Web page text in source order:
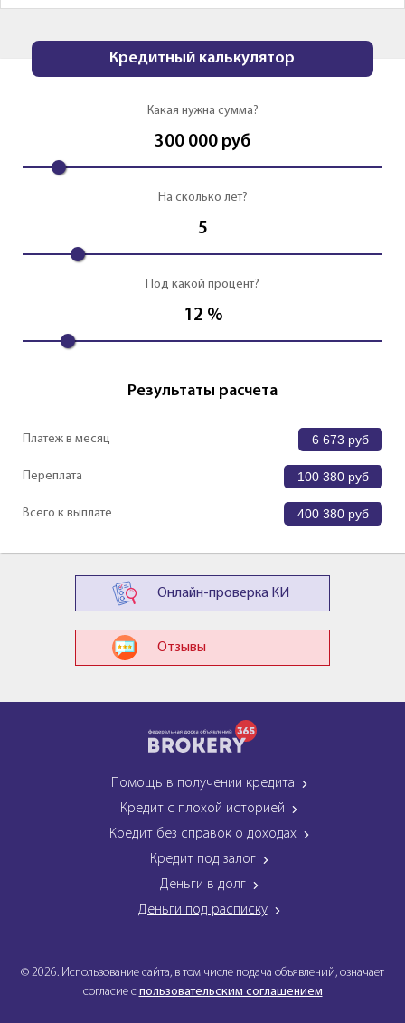
Кредитный калькулятор
Какая нужна сумма?
300 000 руб
На сколько лет?
5
Под какой процент?
12 %
Результаты расчета
Платеж в месяц 6 673 руб
Переплата 100 380 руб
Всего к выплате 400 380 руб
Онлайн-проверка КИ
Отзывы
Помощь в получении кредита
Кредит с плохой историей
Кредит без справок о доходах
Кредит под залог
Деньги в долг
Деньги под расписку
© 2026. Использование сайта, в том числе подача объявлений, означает
согласие с пользовательским соглашением